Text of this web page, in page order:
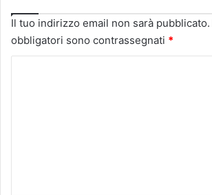
Il tuo indirizzo email non sarà pubblicato.
obbligatori sono contrassegnati *